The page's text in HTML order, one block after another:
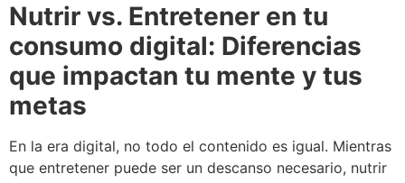
Nutrir vs. Entretener en tu
consumo digital: Diferencias
que impactan tu mente y tus
metas
En la era digital, no todo el contenido es igual. Mientras
que entretener puede ser un descanso necesario, nutrir